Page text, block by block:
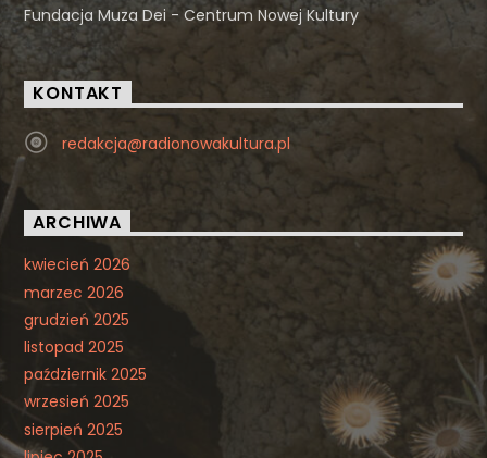
Fundacja Muza Dei - Centrum Nowej Kultury
KONTAKT
redakcja@radionowakultura.pl
ARCHIWA
kwiecień 2026
marzec 2026
grudzień 2025
listopad 2025
październik 2025
wrzesień 2025
sierpień 2025